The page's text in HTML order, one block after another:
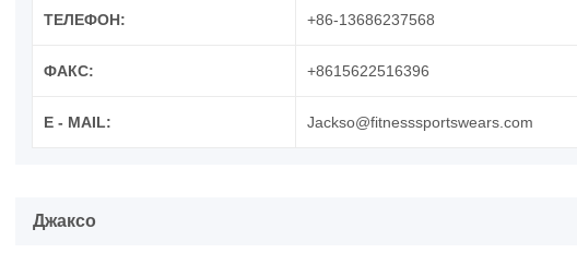
ТЕЛЕФОН: +86-13686237568
ФАКС: +8615622516396
E - MAIL: Jackso@fitnesssportswears.com
Джаксо